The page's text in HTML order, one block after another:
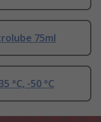
75ml
°C, -50 °C